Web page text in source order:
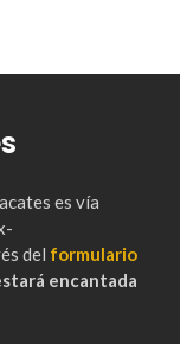
es vía
del formulario
encantada